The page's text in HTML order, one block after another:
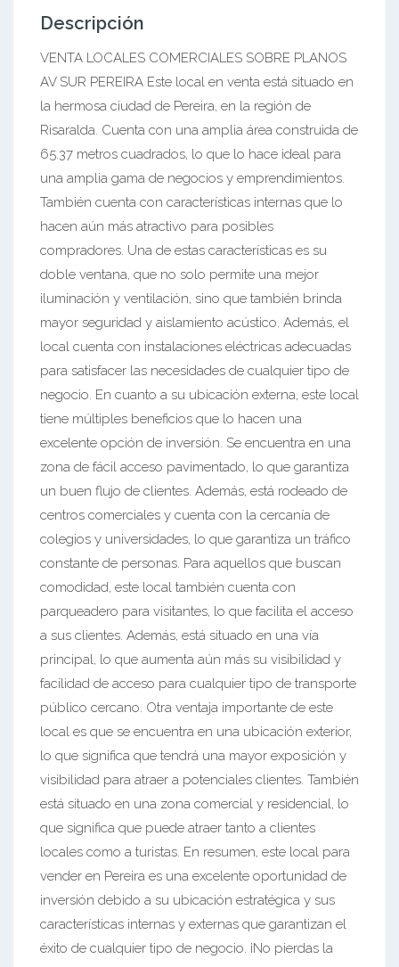
Descripción
VENTA LOCALES COMERCIALES SOBRE PLANOS
AV SUR PEREIRA Este local en venta está situado en
la hermosa ciudad de Pereira, en la región de
Risaralda. Cuenta con una amplia área construida de
65.37 metros cuadrados, lo que lo hace ideal para
una amplia gama de negocios y emprendimientos.
También cuenta con características internas que lo
hacen aún más atractivo para posibles
compradores. Una de estas características es su
doble ventana, que no solo permite una mejor
iluminación y ventilación, sino que también brinda
mayor seguridad y aislamiento acústico. Además, el
local cuenta con instalaciones eléctricas adecuadas
para satisfacer las necesidades de cualquier tipo de
negocio. En cuanto a su ubicación externa, este local
tiene múltiples beneficios que lo hacen una
excelente opción de inversión. Se encuentra en una
zona de fácil acceso pavimentado, lo que garantiza
un buen flujo de clientes. Además, está rodeado de
centros comerciales y cuenta con la cercanía de
colegios y universidades, lo que garantiza un tráfico
constante de personas. Para aquellos que buscan
comodidad, este local también cuenta con
parqueadero para visitantes, lo que facilita el acceso
a sus clientes. Además, está situado en una vía
principal, lo que aumenta aún más su visibilidad y
facilidad de acceso para cualquier tipo de transporte
público cercano. Otra ventaja importante de este
local es que se encuentra en una ubicación exterior,
lo que significa que tendrá una mayor exposición y
visibilidad para atraer a potenciales clientes. También
está situado en una zona comercial y residencial, lo
que significa que puede atraer tanto a clientes
locales como a turistas. En resumen, este local para
vender en Pereira es una excelente oportunidad de
inversión debido a su ubicación estratégica y sus
características internas y externas que garantizan el
éxito de cualquier tipo de negocio. ¡No pierdas la